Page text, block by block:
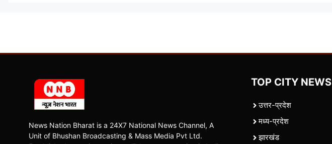
News Nation Bharat is a 24X7 National News Channel, A
Unit of Bhushan Broadcasting & Mass Media Pvt Ltd.
TOP CITY NEWS
उत्तर-प्रदेश
मध्य-प्रदेश
झारखंड